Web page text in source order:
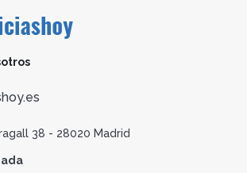
38 - 28020 Madrid